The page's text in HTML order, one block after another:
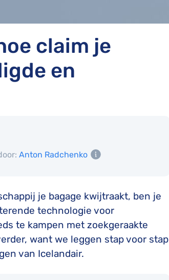
claim je
en
Anton Radchenko
je bagage kwijtraakt, ben je
technologie voor
te kampen met zoekgeraakte
want we leggen stap voor stap
van Icelandair.